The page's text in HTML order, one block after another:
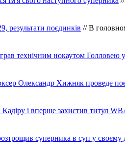
результати поєдинків // В
технічним нокаутом Голловею
Олександр Хижняк проведе
Кадіру і вперше захистив титул
суперника в суп у